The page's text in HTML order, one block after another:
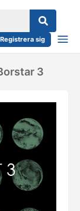
Registrera sig
3